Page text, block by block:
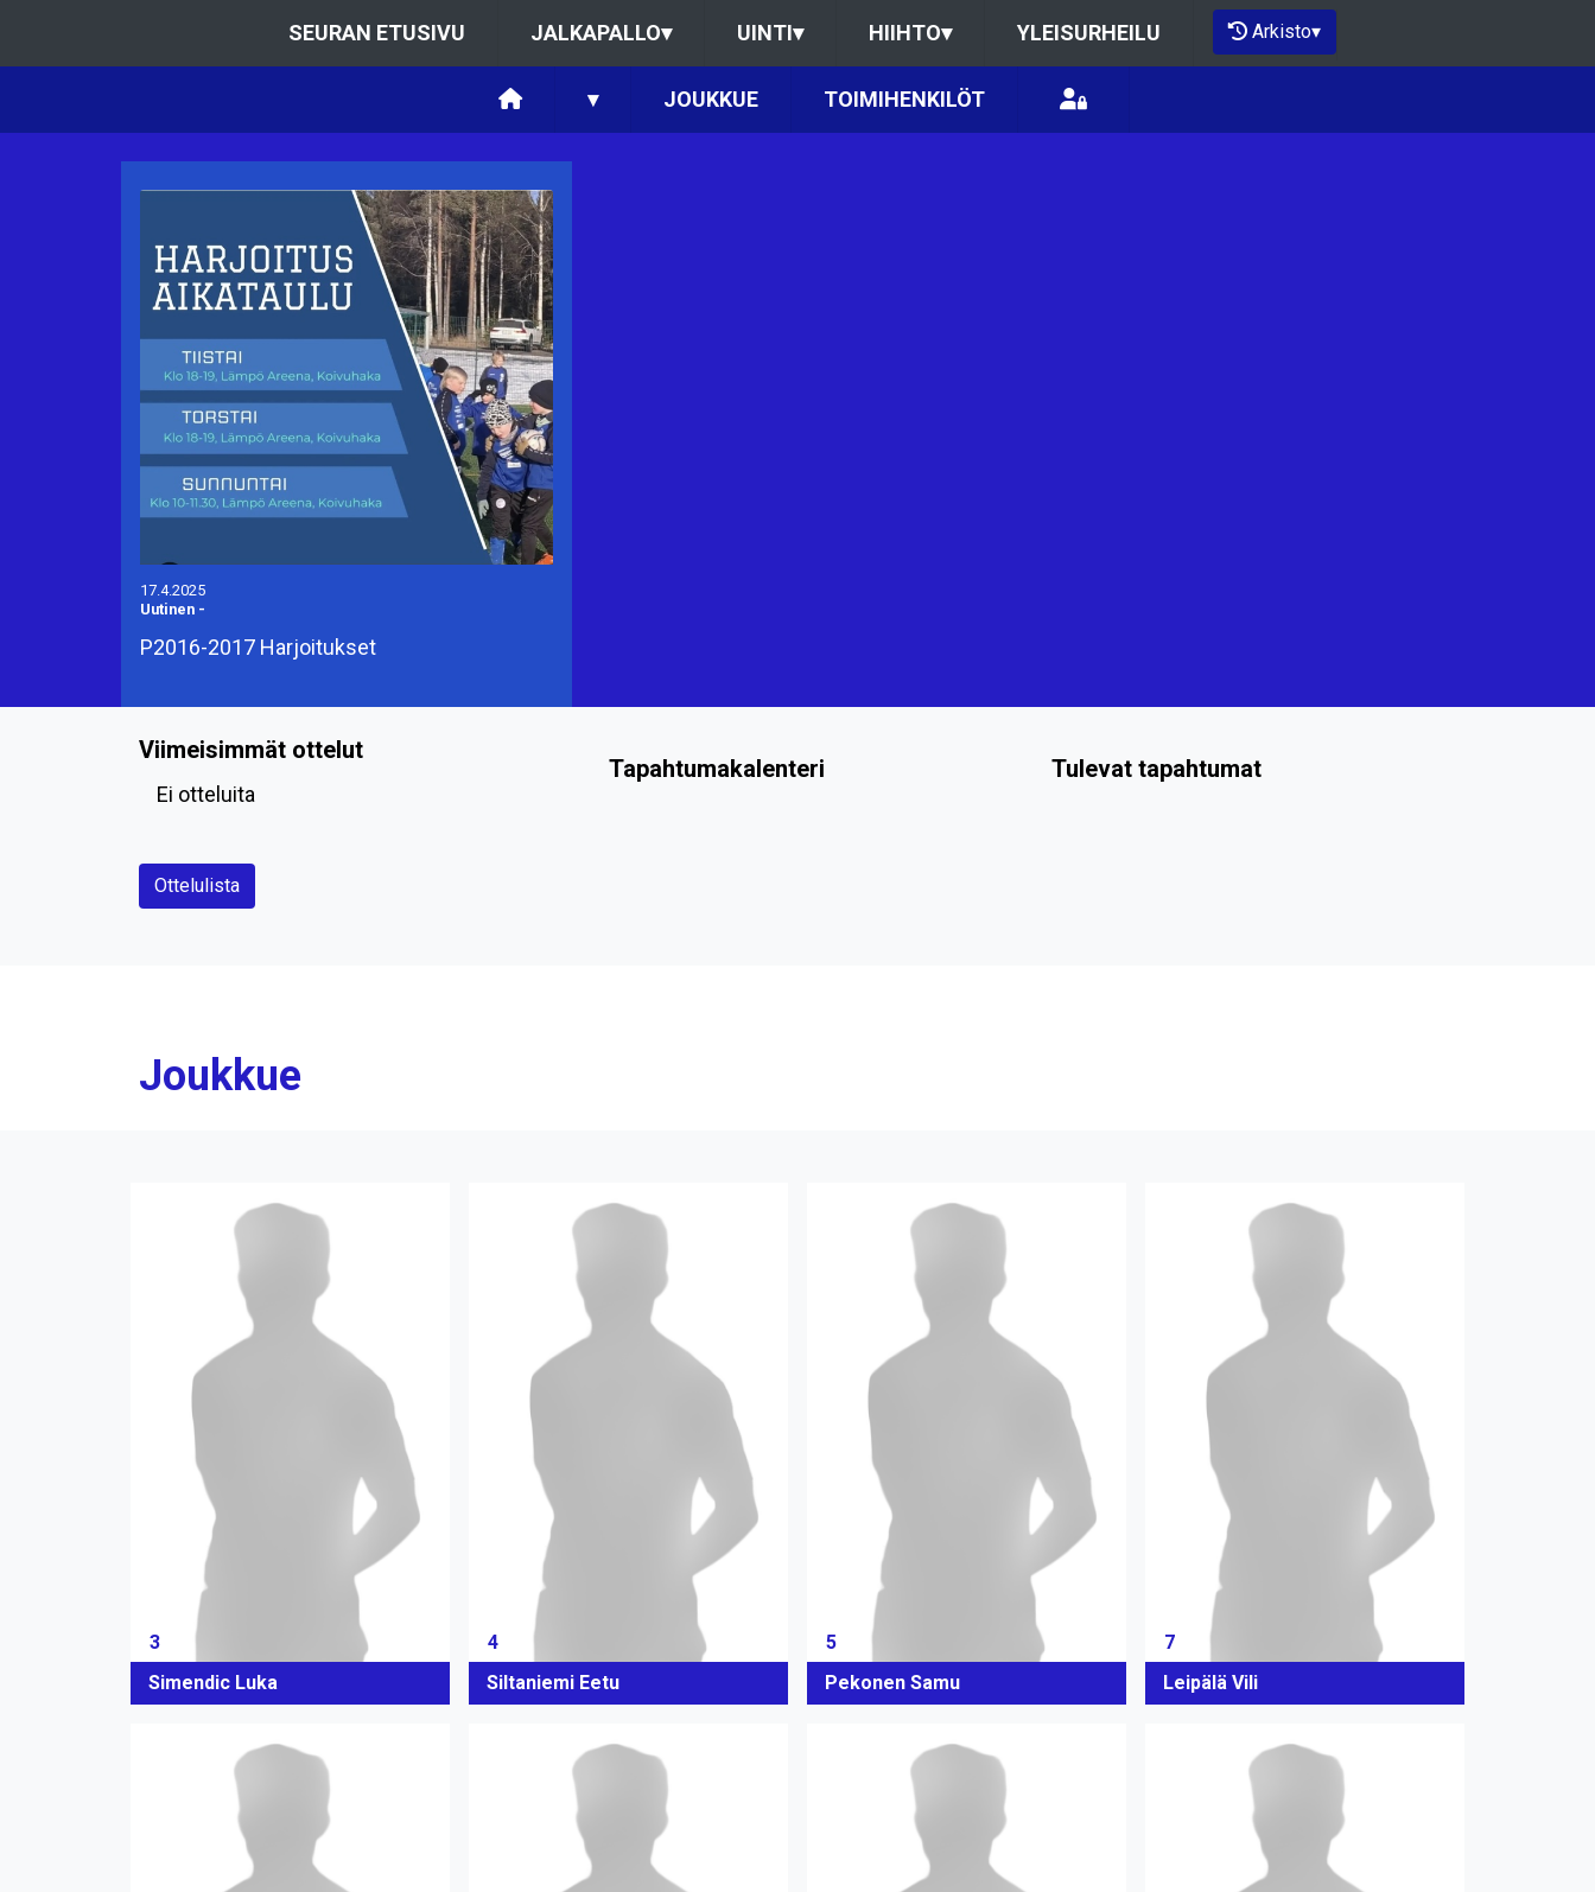
SEURAN ETUSIVU JALKAPALLO▾ UINTI▾ HIIHTO▾ YLEISURHEILU Arkisto▾
▾ JOUKKUE TOIMIHENKILÖT
17.4.2025
Uutinen -
P2016-2017 Harjoitukset
Viimeisimmät ottelut
Ei otteluita
Ottelulista
Tapahtumakalenteri Tulevat tapahtumat
Joukkue
3
Simendic Luka
4
Siltaniemi Eetu
5
Pekonen Samu
7
Leipälä Vili